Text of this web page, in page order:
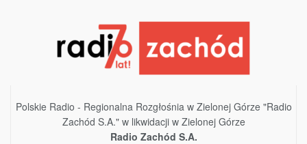
Polskie Radio - Regionalna Rozgłośnia w Zielonej Górze "Radio
Zachód S.A." w likwidacji w Zielonej Górze
Radio Zachód S.A.